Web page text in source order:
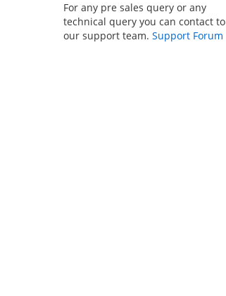
For any pre sales query or any
technical query you can contact to
our support team. Support Forum